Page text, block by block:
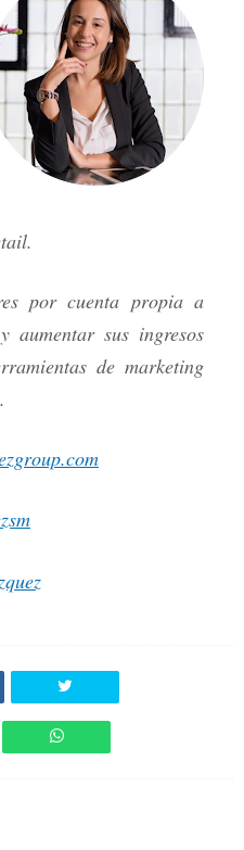
por cuenta propia a
aumentar sus ingresos
de marketing